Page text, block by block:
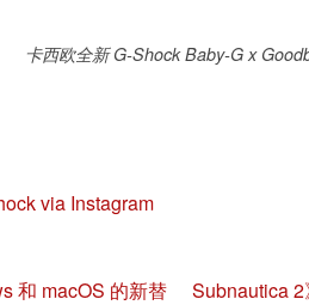
卡西欧全新 G-Shock Baby-G x
via Instagram
和 macOS 的新替
Subnautica